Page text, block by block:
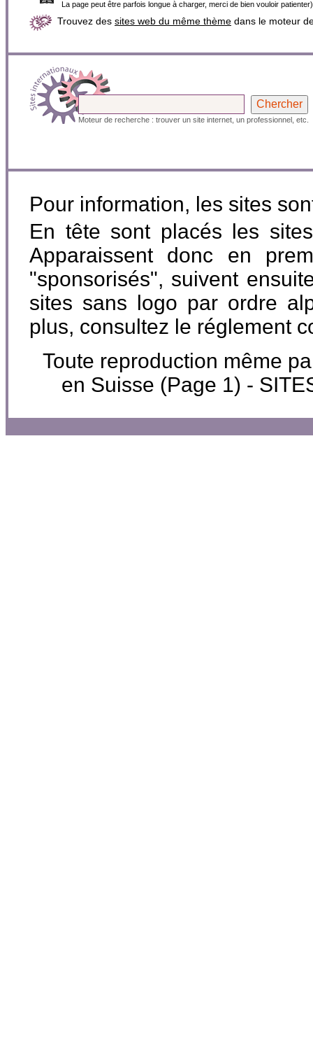
La page peut être parfois longue à charger, merci de bien vouloir patienter)
Trouvez des sites web du même thème dans le moteur
Moteur de recherche : trouver un site internet, un professionnel, etc.
Pour information, les sites
En tête sont placés les
Apparaissent donc en
"sponsorisés", suivent
sites sans logo par ordre
plus, consultez le réglement
Toute reproduction même
en Suisse (Page 1) -